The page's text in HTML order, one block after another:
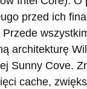
przed ich
architekturę
Sunny Cove.
cache,